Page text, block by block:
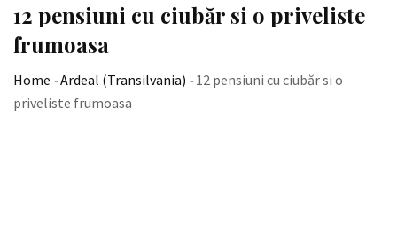
12 pensiuni cu ciubăr si o priveliste
frumoasa
Home -Ardeal (Transilvania) -12 pensiuni cu ciubăr si o
priveliste frumoasa